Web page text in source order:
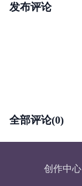
发布评论
全部评论(0)
创作中心